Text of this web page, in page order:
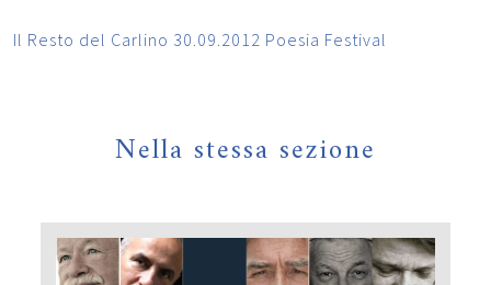
Il Resto del Carlino 30.09.2012 Poesia Festival
Nella stessa sezione